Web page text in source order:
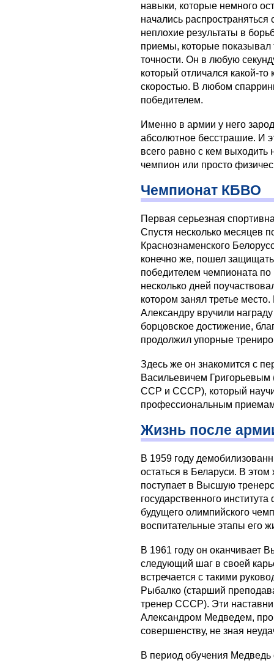
навыки, которые немного
начались
неплохие результаты в
приемы, которые показывал
точности. Он в любую
который отличался какой-
скоростью. В любом
победителем.
Именно в армии у него
абсолютное бесстрашие. И
всего равно с кем выходить
чемпион или просто
Чемпионат КБВО
Первая серьезная
Спустя несколько месяцев
Краснознаменского
конечно же, пошел
победителем чемпионата
несколько дней
котором занял третье
Александру вручили
борцовское достижение,
продолжил упорные
Здесь же он знакомится с
Васильевичем
ССР и СССР), который
профессиональным
Жизнь после
В 1959 году
остаться в Беларуси. В
поступает в Высшую
государственного
будущего олимпийского
воспитательные этапы его
В 1961 году он оканчивает
следующий шаг в своей
встречается с такими
Рыбалко (старший
тренер СССР). Эти
Александром Медведем,
совершенству, не зная
В период обучения Медведь